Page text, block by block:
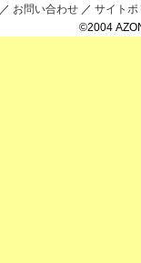
／ お問い合わせ ／ サイトポ
©2004